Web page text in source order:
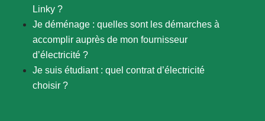
Linky ?
Je déménage : quelles sont les démarches à
accomplir auprès de mon fournisseur
d’électricité ?
Je suis étudiant : quel contrat d’électricité
choisir ?